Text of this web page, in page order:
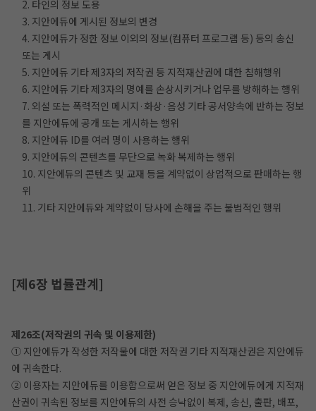
2. 타인의 정보 도용
3. 지안에듀에 게시된 정보의 변경
4. 지안에듀가 정한 정보 이외의 정보(컴퓨터 프로그램 등) 등의 송신
또는 게시
5. 지안에듀 기타 제3자의 저작권 등 지적재산권에 대한 침해행위
6. 지안에듀 기타 제3자의 명예를 손상시키거나 업무를 방해하는 행위
7. 외설 또는 폭력적인 메시지·화상·음성 기타 공서양속에 반하는 정보
를 지안에듀에 공개 또는 게시하는 행위
8. 지안에듀 ID를 여러 명이 사용하는 행위
9. 지안에듀의 콘텐츠를 무단으로 녹화 복제하는 행위
10. 지안에듀의 콘텐츠 및 교재 등을 계약없이 상업적으로 판매하는 행
위
11. 기타 지안에듀와 계약없이 당사에 손해을 주는 불법적인 행위
[제6장 법률관계]
제26조(저작권의 귀속 및 이용제한)
① 지안에듀가 작성한 저작물에 대한 저작권 기타 지적재산권은 지안에듀
에 귀속한다.
② 이용자는 지안에듀를 이용함으로써 얻은 정보 중 지안에듀에게 지적재
산권이 귀속된 정보를 지안에듀의 사전 승낙없이 복제, 송신, 출판, 배포,